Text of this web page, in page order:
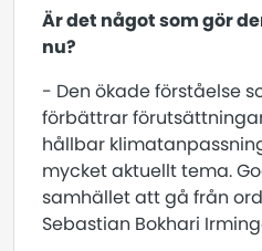
Är det något som gör
nu?
- Den ökade förståelse
förbättrar
hållbar
mycket aktuellt tema.
samhället att gå från
Sebastian Bokhari